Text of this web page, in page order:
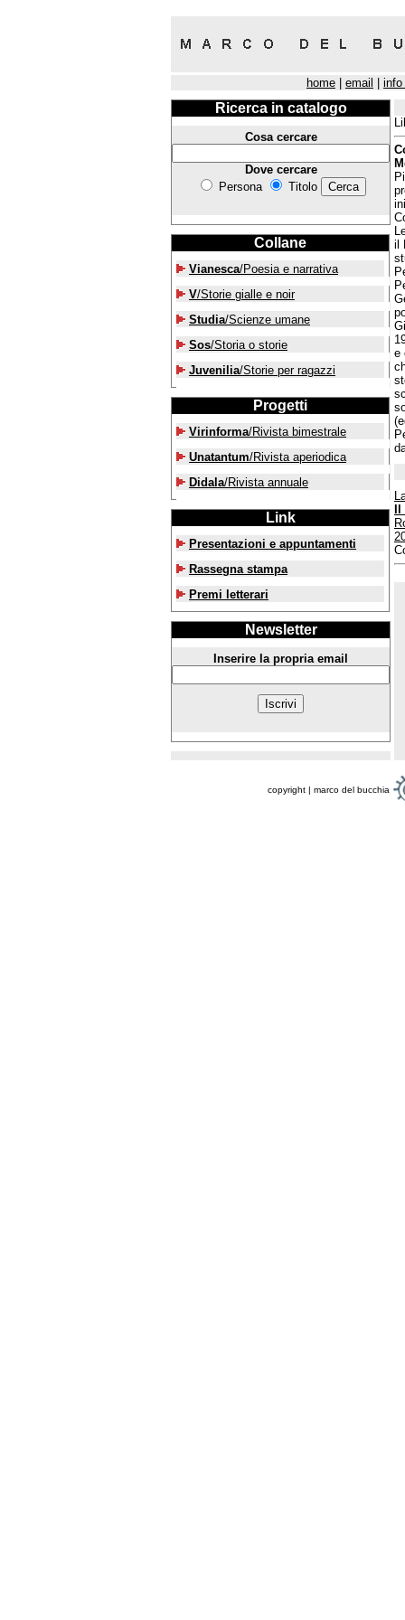
home email info
Ricerca in catalogo
Cosa cercare
Dove cercare
Persona
Titolo
Collane
Vianesca/Poesia e narrativa
V/Storie gialle e noir
Studia/Scienze umane
Sos/Storia o storie
Juvenilia/Storie per ragazzi
Progetti
Virinforma/Rivista bimestrale
Unatantum/Rivista aperiodica
Didala/Rivista annuale
Link
Presentazioni e appuntamenti
Rassegna stampa
Premi letterari
Newsletter
Inserire la propria email
il
e
copyright | marco del bucchia